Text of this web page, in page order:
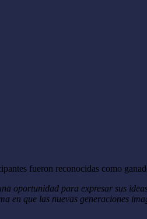
fueron reconocidas como
oportunidad para expresar sus
en que las nuevas generaciones